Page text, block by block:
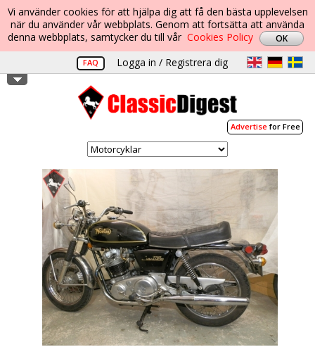
Vi använder cookies för att hjälpa dig att få den bästa upplevelsen
när du använder vår webbplats. Genom att fortsätta att använda
denna webbplats, samtycker du till vår Cookies Policy
FAQ Logga in / Registrera dig
Advertisefor Free